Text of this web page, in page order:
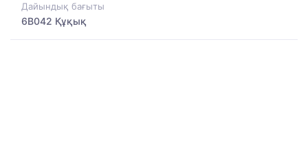
Дайындық бағыты
6B042 Құқық